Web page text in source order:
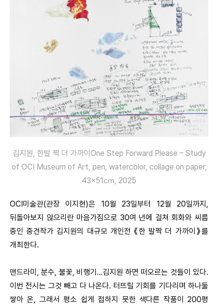
김지원, 한발 짝 더 가까이One Step Forward Please – Study
of OCI Museum of Art, pen, watercolor, collage on paper,
43×51㎝, 2025
OCI미술관(관장 이지현)은 10월 23일부터 12월 20일까지,
뒤돌아보지 않으리란 마음가짐으로 30여 년에 걸쳐 회화와 씨름
중인 중견작가 김지원의 대규모 개인전 《한 발짝 더 가까이》를
개최한다.
맨드라미, 분수, 불꽃, 비행기…김지원 하면 떠오르는 것들이 있다.
이번 전시는 그것 빼고 다 나온다. 터뜨릴 기회를 기다리며 하나둘
쌓아 온, 그래서 평소 쉽게 접하지 못한 색다른 작품이 200평